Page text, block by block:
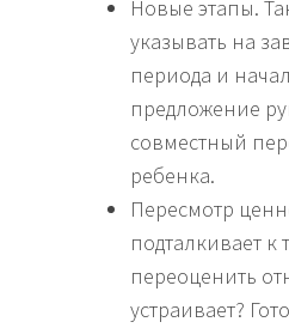
Новые этапы.
указывать на
периода и
предложение
совместный
ребенка.
Пересмотр
подталкивает к
переоценить
устраивает?